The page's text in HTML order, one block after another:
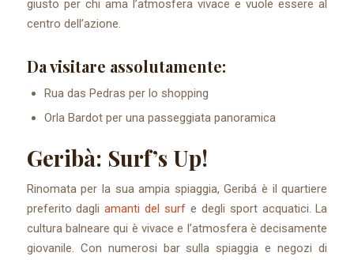
giusto per chi ama l’atmosfera vivace e vuole essere al
centro dell’azione.
Da visitare assolutamente:
Rua das Pedras per lo shopping
Orla Bardot per una passeggiata panoramica
Geribà: Surf’s Up!
Rinomata per la sua ampia spiaggia, Geribá è il quartiere
preferito dagliamanti del surf e degli sport acquatici. La
cultura balneare qui è vivace e l’atmosfera è decisamente
giovanile. Con numerosi bar sulla spiaggia e negozi di